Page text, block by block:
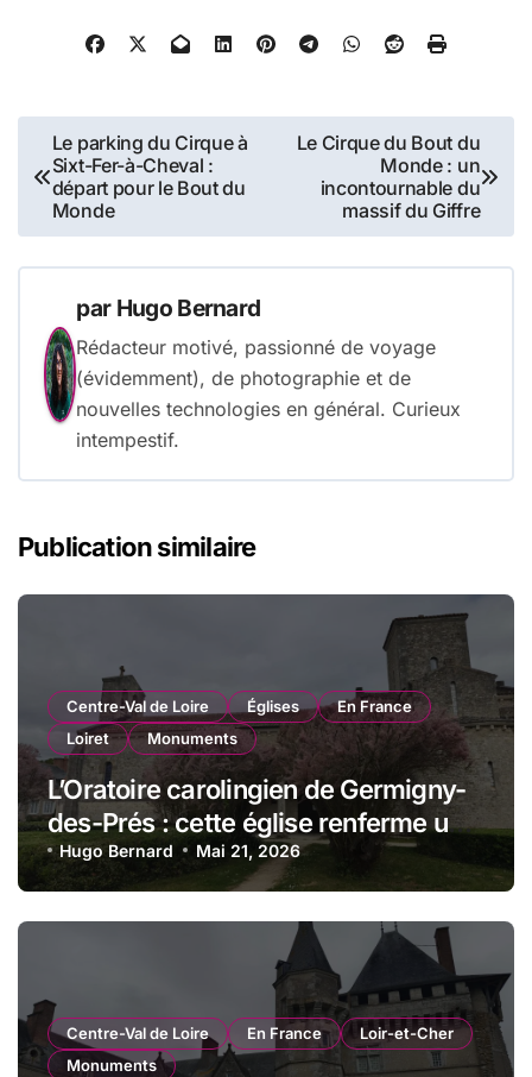
Navigation
de
l’article
Le parking du Cirque à
Sixt-Fer-à-Cheval :
départ pour le Bout du
Monde
Le Cirque du Bout du
Monde : un
incontournable du
massif du Giffre
par Hugo Bernard
Rédacteur motivé, passionné de voyage
(évidemment), de photographie et de
nouvelles technologies en général. Curieux
intempestif.
Publication similaire
Centre-Val de Loire Églises
En France
Loiret
Monuments
L’Oratoire carolingien de Germigny-
des-Prés : cette église renferme une
magnifique mosaïque carolingienne
Hugo Bernard Mai 21, 2026
Centre-Val de Loire En France
Loir-et-Cher
Monuments